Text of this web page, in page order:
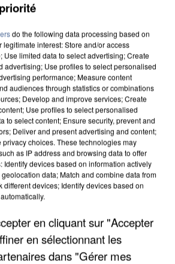
SUPPOSÉS DE LA DZ
DE LA DZ MAFIA
do the following data processing based on
legitimate interest: Store and/or access
Use limited data to select advertising; Create
advertising; Use profiles to select personalised
performance; Measure content
audiences through statistics or combinations
Develop and improve services; Create
Use profiles to select personalised
to select content; Ensure security, prevent and
Deliver and present advertising and content;
choices. These technologies may
as IP address and browsing data to offer
Identify devices based on information actively
data; Match and combine data from
different devices; Identify devices based on
en cliquant sur "Accepter
en sélectionnant les
dans "Gérer mes